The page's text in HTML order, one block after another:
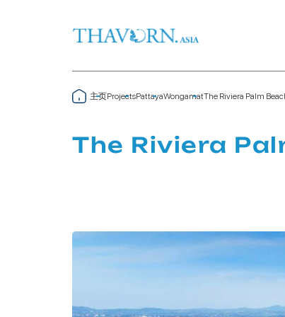
主页ProjectsPattayaWongamatThe Riviera Palm
The Riviera